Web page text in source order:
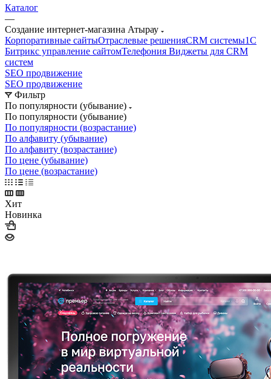
Каталог
—
Создание интернет-магазина Атырау
Корпоративные сайтыОтраслевые решенияCRM системы1С
Битрикс управление сайтомТелефония Виджеты для CRM
cистем
SEO продвижение
SEO продвижение
Фильтр
По популярности (убывание)
По популярности (убывание)
По популярности (возрастание)
По алфавиту (убывание)
По алфавиту (возрастание)
По цене (убывание)
По цене (возрастание)
Хит
Новинка